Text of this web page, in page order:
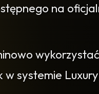
na
w systemie Luxury